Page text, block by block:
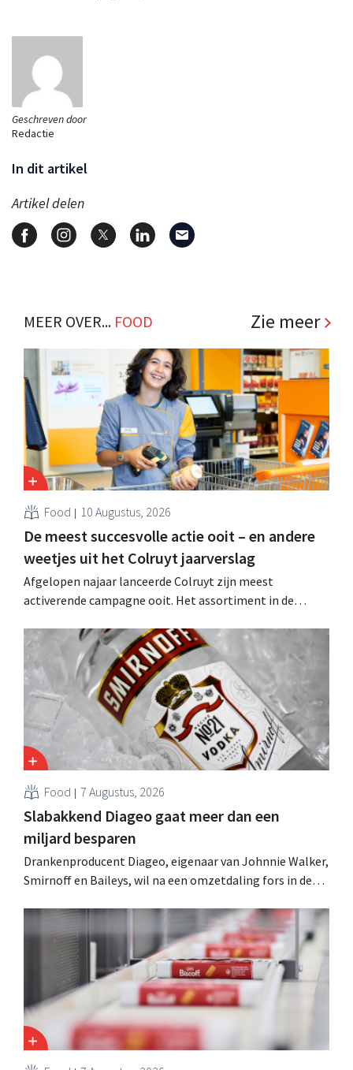
Geschreven door
Redactie
In dit artikel
Artikel delen
MEER OVER... FOOD Zie meer
Food 10 Augustus, 2026
De meest succesvolle actie ooit – en andere
weetjes uit het Colruyt jaarverslag
Afgelopen najaar lanceerde Colruyt zijn meest
activerende campagne ooit. Het assortiment in de
uit en een “moorddiner” blijkt de topper onder de
kookworkshops.
Food 7 Augustus, 2026
Slabakkend Diageo gaat meer dan een
miljard besparen
Drankenproducent Diageo, eigenaar van Johnnie Walker,
Smirnoff en Baileys, wil na een omzetdaling fors in de
andere Guiness en voorgemixte cocktails.